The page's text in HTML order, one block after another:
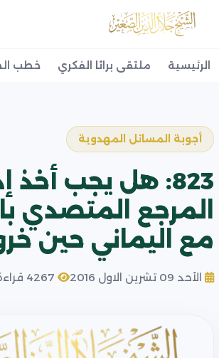
الرئيسية ملتقى براثا الفكري خطب
أجوبة المسائل المهدوية
823: هل يجب أخذ
المرجع المتصدي
مع اليماني حين
الأحد 09 تشرين الاول 2016